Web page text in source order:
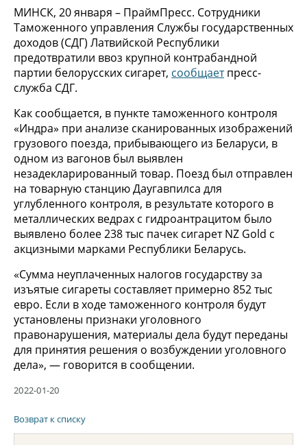
МИНСК, 20 января – ПраймПресс. Сотрудники
Таможенного управления Службы государственных
доходов (СДГ) Латвийской Республики
предотвратили ввоз крупной контрабандной
партии белорусских сигарет, сообщаетпресс-
служба СДГ.
Как сообщается, в пункте таможенного контроля
«Индра» при анализе сканированных изображений
грузового поезда, прибывающего из Беларуси, в
одном из вагонов был выявлен
незадекларированный товар. Поезд был отправлен
на товарную станцию Даугавпилса для
углубленного контроля, в результате которого в
металлических ведрах с гидроантрацитом было
выявлено более 238 тыс пачек сигарет NZ Gold с
акцизными марками Республики Беларусь.
«Сумма неуплаченных налогов государству за
изъятые сигареты составляет примерно 852 тыс
евро. Если в ходе таможенного контроля будут
установлены признаки уголовного
правонарушения, материалы дела будут переданы
для принятия решения о возбуждении уголовного
дела», — говорится в сообщении.
2022-01-20
Возврат к списку